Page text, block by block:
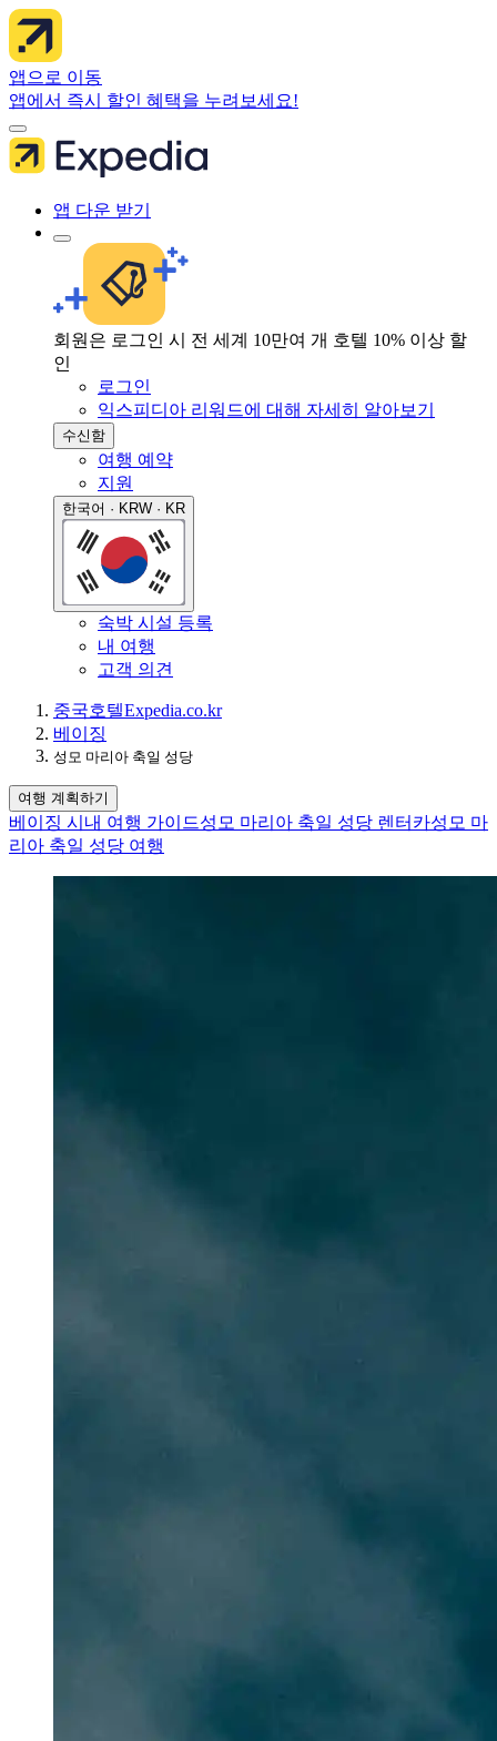
앱으로 이동
앱에서 즉시 할인 혜택을 누려보세요!
앱 다운 받기
회원은 로그인 시 전 세계 10만여 개 호텔 10% 이상 할
인
로그인
익스피디아 리워드에 대해 자세히 알아보기
수신함
여행 예약
지원
한국어 · KRW · KR
숙박 시설 등록
내 여행
고객 의견
중국호텔Expedia.co.kr
베이징
성모 마리아 축일 성당
여행 계획하기
베이징 시내 여행 가이드성모 마리아 축일 성당 렌터카성모 마
리아 축일 성당 여행